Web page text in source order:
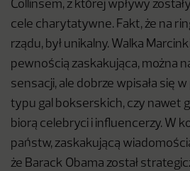
Collinsem, z której wpływy
cele charytatywne. Fakt, że na
rządu, był unikalny. Walka
pewnością zaskakująca, można
sensacji, ale dobrze wpisała się
typu gal bokserskich, czy nawet
biorą celebryci i influencerzy. W
państw, zaskakującą
że Barack Obama został